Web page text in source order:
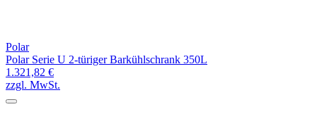
Polar
Polar Serie U 2-türiger Barkühlschrank 350L
1.321,82 €
zzgl. MwSt.